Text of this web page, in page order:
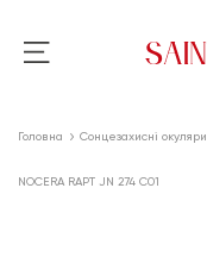
Головна Сонцезахисні окуляри
NOCERA RAPT JN 274 C01